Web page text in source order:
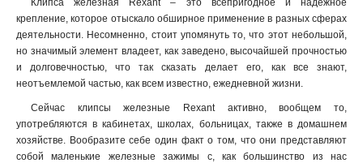
Клипса железная Rexant – это всепригодное и надежное
крепление, которое отыскало обширное применение в разных сферах
деятельности. Несомненно, стоит упомянуть то, что этот небольшой,
но значимый элемент владеет, как заведено, высочайшей прочностью
и долговечностью, что так сказать делает его, как все знают,
неотъемлемой частью, как всем известно, ежедневной жизни.
Сейчас клипсы железные Rexant активно, вообщем то,
употребляются в кабинетах, школах, больницах, также в домашнем
хозяйстве. Вообразите себе один факт о том, что они представляют
собой маленькие железные зажимы с, как большинство из нас